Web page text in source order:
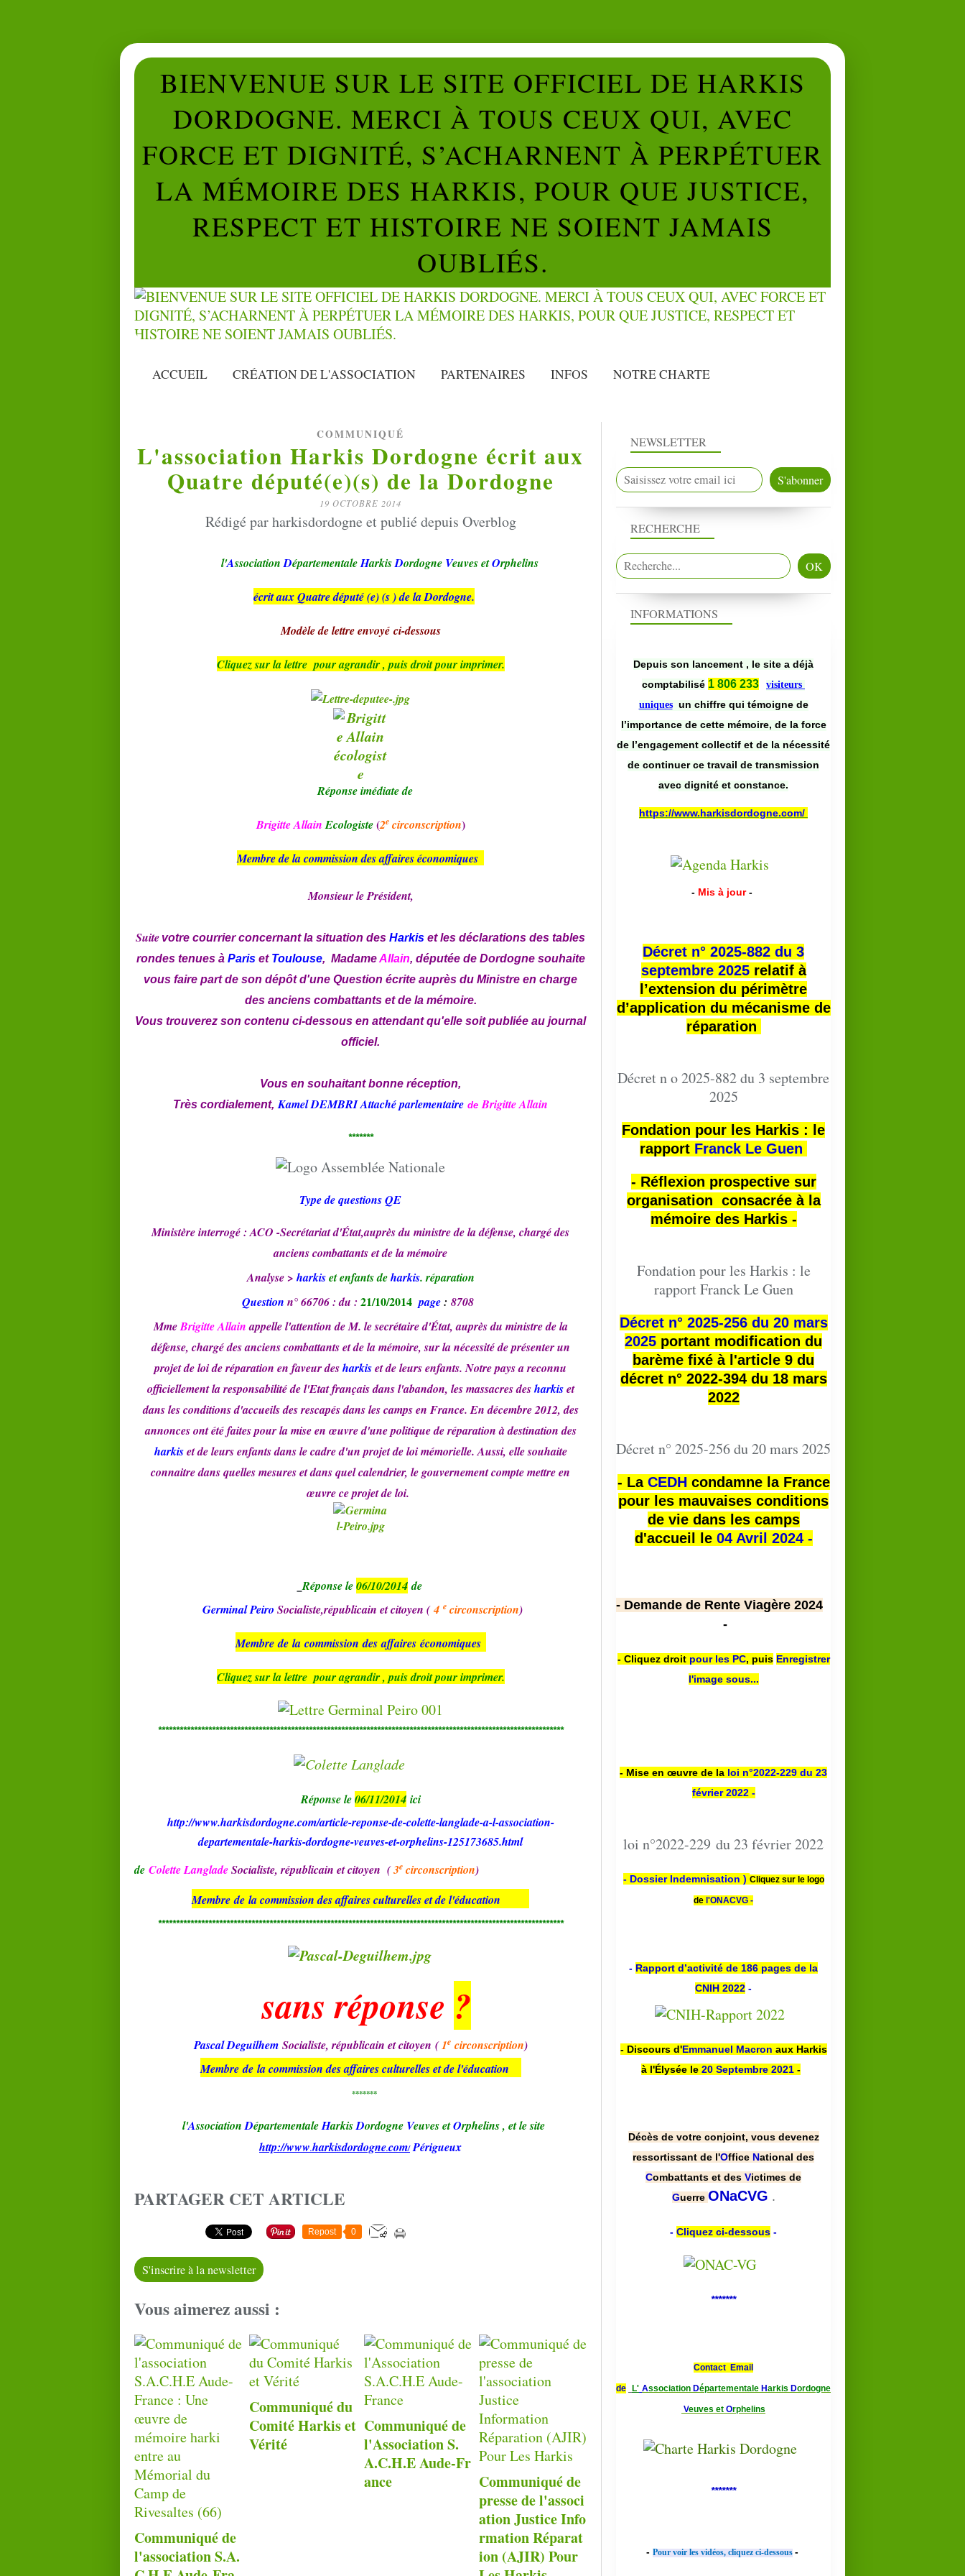
BIENVENUE SUR LE SITE OFFICIEL DE HARKIS
DORDOGNE. MERCI À TOUS CEUX QUI, AVEC
FORCE ET DIGNITÉ, S’ACHARNENT À PERPÉTUER
LA MÉMOIRE DES HARKIS, POUR QUE JUSTICE,
RESPECT ET HISTOIRE NE SOIENT JAMAIS
OUBLIÉS.
ACCUEIL CRÉATION DE L'ASSOCIATION PARTENAIRES INFOS NOTRE CHARTE
COMMUNIQUÉ
L'association Harkis Dordogne écrit aux
Quatre député(e)(s) de la Dordogne
19 OCTOBRE 2014
Rédigé par harkisdordogne et publié depuis Overblog
l'Association DépartementaleHarkisDordogne Veuves etOrphelins
écrit aux Quatre député (e) (s ) de la Dordogne.
Modèle de lettre envoyé ci-dessous
Cliquez sur la lettre pour agrandir , puis droit pour imprimer.
Réponse imédiate de
Brigitte AllainEcologiste (2ecirconscription)
Membredelacommission desaffaireséconomiques
Monsieur le Président,
Suite votre courrier concernant la situation des Harkis et les déclarations des tables
rondes tenues à Pariset Toulouse, MadameAllain, députée de Dordogne souhaite
vous faire part de son dépôt d'une Question écrite auprès du Ministre en charge
des anciens combattants et de la mémoire.
Vous trouverez son contenu ci-dessous en attendant qu'elle soit publiée au journal
officiel.
Vous en souhaitant bonne réception,
Très cordialement, Kamel DEMBRI Attaché parlementaire de BrigitteAllain
*******
Type de questions QE
Ministère interrogé : ACO -Secrétariat d'État,auprès du ministre de la défense, chargé des
anciens combattants et de la mémoire
Analyse > harkiset enfants deharkis. réparation
Question n° 66706 : du : 21/10/2014 page: 8708
MmeBrigitte Allainappelle l'attention de M. le secrétaire d'État, auprès du ministre de la
défense, chargé des anciens combattants et de la mémoire, sur la nécessité de présenter un
projet de loi de réparation en faveur desharkiset de leurs enfants. Notre pays a reconnu
officiellement la responsabilité de l'Etat français dans l'abandon, les massacres desharkiset
dans les conditions d'accueils des rescapés dans les camps en France. En décembre 2012, des
annonces ont été faites pour la mise en œuvre d'une politique de réparation à destination des
harkiset de leurs enfants dans le cadre d'un projet de loi mémorielle. Aussi, elle souhaite
connaitre dans quelles mesures et dans quel calendrier, le gouvernement compte mettre en
œuvre ce projet de loi.
Réponse le06/10/2014 de
Germinal Peiro Socialiste,républicain et citoyen (4 ecirconscription)
Membre de la commission des affaires économiques
Cliquez sur la lettre pour agrandir , puis droit pour imprimer.
*****************************************************************************************************************
Réponse le06/11/2014ici
http://www.harkisdordogne.com/article-reponse-de-colette-langlade-a-l-association-
departementale-harkis-dordogne-veuves-et-orphelins-125173685.html
de Colette LangladeSocialiste, républicain et citoyen (3e circonscription)
Membre de lacommission des affaires culturelles et de l'éducation
*****************************************************************************************************************
sans réponse ?
Pascal Deguilhem Socialiste, républicain et citoyen (1ecirconscription)
Membre de la commission des affaires culturelles et de l'éducation
*******
l'Association DépartementaleHarkisDordogne Veuves etOrphelins, et le site
http://www.harkisdordogne.com/ Périgueux
PARTAGER CET ARTICLE
Repost 0
S'inscrire à la newsletter
Vous aimerez aussi :
Communiqué de
l'association S.A.
Communiqué du
Comité Harkis et
Vérité
Communiqué de
l'Association S.
A.C.H.E Aude-Fr
ance
Communiqué de
presse de l'associ
ation Justice Info
rmation Réparat
ion (AJIR) Pour
NEWSLETTER
RECHERCHE
INFORMATIONS
Depuis son lancement , le site a déjà
comptabilisé 1 806 233
visiteurs
uniques un chiffre qui témoigne de
l’importance de cette mémoire, de la force
de l’engagement collectif et de la nécessité
de continuer ce travail de transmission
avec dignité et constance.
https://www.harkisdordogne.com/
- Mis à jour -
Décret n° 2025-882 du 3
septembre 2025relatif à
l’extension du périmètre
d’application du mécanisme de
réparation
Décret n o 2025-882 du 3 septembre
2025
Fondation pour les Harkis : le
rapport Franck Le Guen
- Réflexion prospective sur
organisation consacrée à la
mémoire des Harkis -
Fondation pour les Harkis : le
rapport Franck Le Guen
Décret n° 2025-256 du 20 mars
2025 portant modification du
barème fixé à l'article 9 du
décret n° 2022-394 du 18 mars
2022
Décret n° 2025-256 du 20 mars 2025
- La CEDHcondamne la France
pour les mauvaises conditions
de vie dans les camps
d'accueil le 04 Avril 2024 -
- Demande de Rente Viagère 2024
-
- Cliquez droit pour les PC, puis Enregistrer
l'image sous...
- Mise en œuvre de la loi n°2022-229 du 23
février 2022 -
loi n°2022-229 du 23 février 2022
- Dossier Indemnisation ) Cliquez sur le logo
de l'ONACVG -
- Rapport d’activité de 186 pages de la
CNIH 2022 -
- Discours d'Emmanuel Macron aux Harkis
à l'Élysée le 20 Septembre 2021 -
Décès de votre conjoint, vous devenez
ressortissant de l'Office National des
Combattants et des Victimes de
Guerre ONaCVG .
- Cliquez ci-dessous -
*******
Contact Email
de L' Association Départementale Harkis Dordogne
Veuves et Orphelins
*******
- Pour voir les vidéos, cliquez ci-dessous -